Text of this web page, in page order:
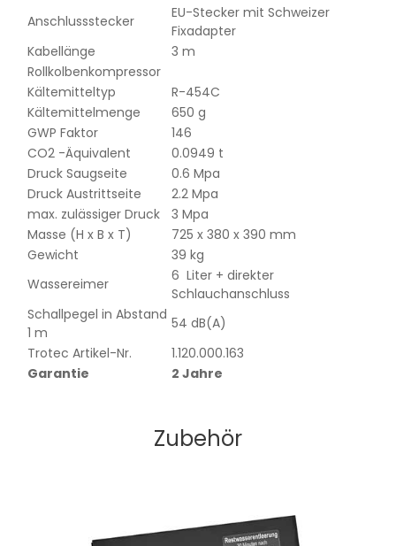
Anschlussstecker
EU-Stecker mit Schweizer
Fixadapter
Kabellänge
3 m
Rollkolbenkompressor
Kältemitteltyp
R-454C
Kältemittelmenge
650 g
GWP Faktor
146
CO2 -Äquivalent
0.0949 t
Druck Saugseite
0.6 Mpa
Druck Austrittseite
2.2 Mpa
max. zulässiger Druck
3 Mpa
Masse (H x B x T)
725 x 380 x 390 mm
Gewicht
39 kg
Wassereimer
6 Liter + direkter
Schlauchanschluss
Schallpegel in Abstand
1 m
54 dB(A)
Trotec Artikel-Nr.
1.120.000.163
Garantie
2 Jahre
Zubehör